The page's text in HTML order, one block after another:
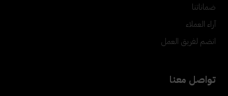
ضماناتنا
آراء العملاء
انضم لفريق العمل
تواصل معنا